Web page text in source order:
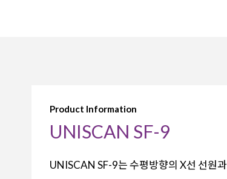
Product Information
UNISCAN SF-9
UNISCAN SF-9는 수평방향의 X선 선원